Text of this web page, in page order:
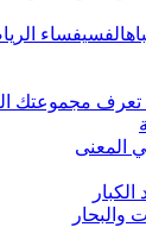
الفسيفساء
تعرف مجموعتك
المعنى
والبحار